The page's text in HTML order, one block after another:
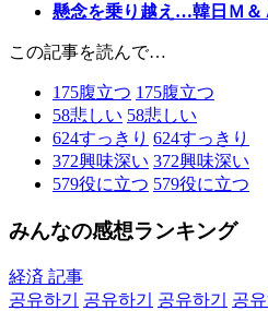
懸念を乗り越え…韓日Ｍ＆
この記事を読んで…
175腹立つ 175腹立つ
58悲しい 58悲しい
624すっきり 624すっきり
372興味深い 372興味深い
579役に立つ 579役に立つ
みんなの感想ランキング
経済 記事
공유하기
공유하기 공유하기 공유